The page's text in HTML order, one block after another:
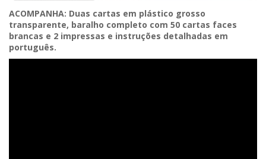
ACOMPANHA: Duas cartas em plástico grosso
transparente, baralho completo com 50 cartas faces
brancas e 2 impressas e instruções detalhadas em
português.